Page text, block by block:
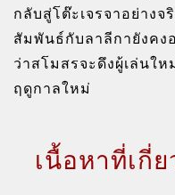
กลับสู่โต๊ะเจรจาอย่างจ
สัมพันธ์กับลาลีกายังคง
ว่าสโมสรจะดึงผู้เล่นใ
ฤดูกาลใหม่
เนื้อหาที่เกี่